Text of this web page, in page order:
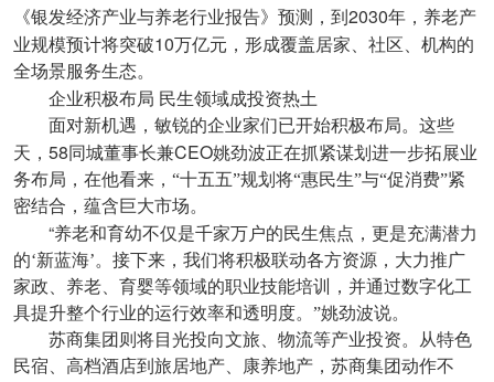
《银发经济产业与养老行业报告》预测，到 2030年，养老产
业规模预计将突破10万亿元，形成覆盖居家、社区、机构的
全场景服务生态。
企业积极布局 民生领域成投资热土
面对新机遇，敏锐的企业家们已开始积极布局。这些
天， 58同城董事长兼CEO姚劲波正在抓紧谋划进一步拓展业
务布局，在他看来，“十五五”规划将“惠民生”与“促消费”紧
密结合，蕴含巨大市场。
“养老和育幼不仅是千家万户的民生焦点，更是充满潜力
的‘新蓝海’。接下来，我们将积极联动各方资源，大力推广
家政、养老、育婴等领域的职业技能培训，并通过数字化工
具提升整个行业的运行效率和透明度。”姚劲波说。
苏商集团则将目光投向文旅、物流等产业投资。从特色
民宿、高档酒店到旅居地产、康养地产，苏商集团动作不